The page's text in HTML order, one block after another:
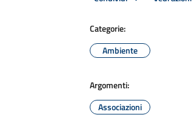
Categorie:
Ambiente
Argomenti:
Associazioni